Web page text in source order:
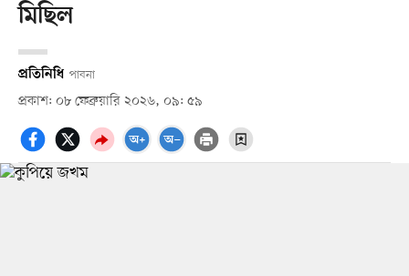
মিছিল
প্রতিনিধি পাবনা
প্রকাশ: ০৮ ফেব্রুয়ারি ২০২৬, ০৯: ৫৯